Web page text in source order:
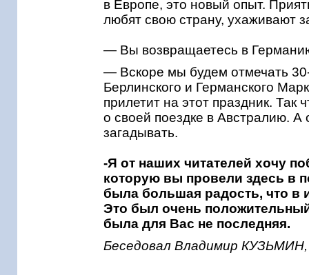
в Европе, это новый опыт.
любят свою страну, ухаживают
— Вы возвращаетесь в
— Вскоре мы будем отмечать
Берлинского и Германского
прилетит на этот праздник.
о своей поездке в Австралию.
загадывать.
-Я от наших читателей хочу
которую вы провели здесь в
была большая радость, что в
Это был очень
была для Вас не последняя.
Беседовал Владимир